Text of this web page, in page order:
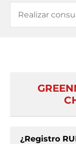
¿Registro